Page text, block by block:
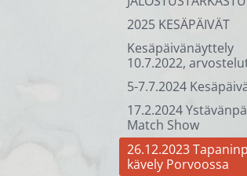
2025 KESÄPÄIVÄT
Kesäpäivänäyttely
10.7.2022,
5-7.7.2024
17.2.2024
Match Show
26.12.2023
kävely Porvoossa